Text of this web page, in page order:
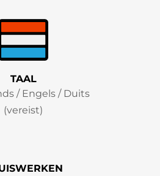
TAAL
/ Engels / Duits
(vereist)